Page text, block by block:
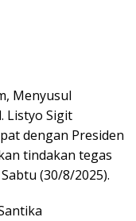
Menyusul
Listyo Sigit
dengan Presiden
tindakan tegas
(30/8/2025).